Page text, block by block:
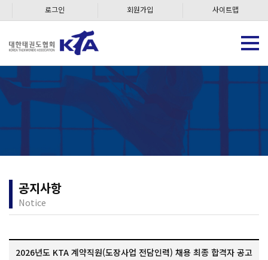
로그인 회원가입 사이트맵
공지사항
Notice
2026년도 KTA 계약직원(도장사업 전담인력) 채용 최종 합격자 공고